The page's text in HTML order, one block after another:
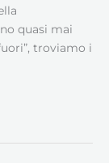
quasi mai
troviamo i